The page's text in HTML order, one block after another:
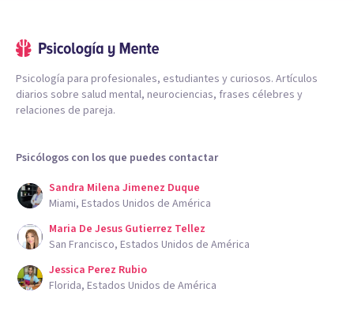
Psicología para profesionales, estudiantes y curiosos. Artículos
diarios sobre salud mental, neurociencias, frases célebres y
relaciones de pareja.
Psicólogos con los que puedes contactar
Sandra Milena Jimenez Duque
Miami, Estados Unidos de América
Maria De Jesus Gutierrez Tellez
San Francisco, Estados Unidos de América
Jessica Perez Rubio
Florida, Estados Unidos de América